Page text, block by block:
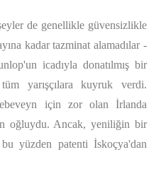
de genellikle güvensizlikle
kadar tazminat alamadılar -
icadıyla donatılmış bir
yarışçılara kuyruk verdi.
için zor olan İrlanda
oğluydu. Ancak, yeniliğin bir
yüzden patenti İskoçya'dan